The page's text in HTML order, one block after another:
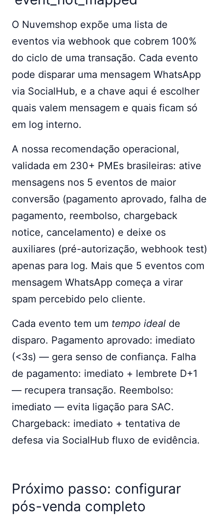
O Nuvemshop expõe uma lista de
eventos via webhook que cobrem 100%
do ciclo de uma transação. Cada evento
pode disparar uma mensagem WhatsApp
via SocialHub, e a chave aqui é escolher
quais valem mensagem e quais ficam só
em log interno.
A nossa recomendação operacional,
validada em 230+ PMEs brasileiras: ative
mensagens nos 5 eventos de maior
conversão (pagamento aprovado, falha de
pagamento, reembolso, chargeback
notice, cancelamento) e deixe os
auxiliares (pré-autorização, webhook test)
apenas para log. Mais que 5 eventos com
mensagem WhatsApp começa a virar
spam percebido pelo cliente.
Cada evento tem um tempo ideal de
disparo. Pagamento aprovado: imediato
(<3s) — gera senso de confiança. Falha
de pagamento: imediato + lembrete D+1
— recupera transação. Reembolso:
imediato — evita ligação para SAC.
Chargeback: imediato + tentativa de
defesa via SocialHub fluxo de evidência.
Próximo passo: configurar
pós-venda completo